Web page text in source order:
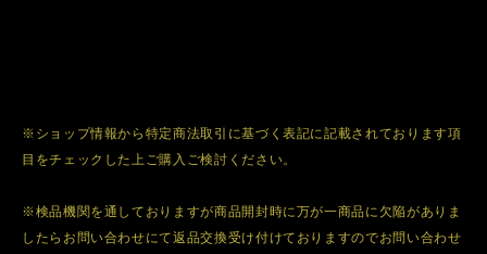
※ショップ情報から特定商法取引に基づく表記に記載されております項
目をチェックした上ご購入ご検討ください。
※検品機関を通しておりますが商品開封時に万が一商品に欠陥がありま
したらお問い合わせにて返品交換受け付けておりますのでお問い合わせ